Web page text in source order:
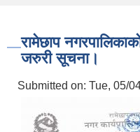
रामेछाप
जरुरी सूचना।
Submitted on: Tue, 05/